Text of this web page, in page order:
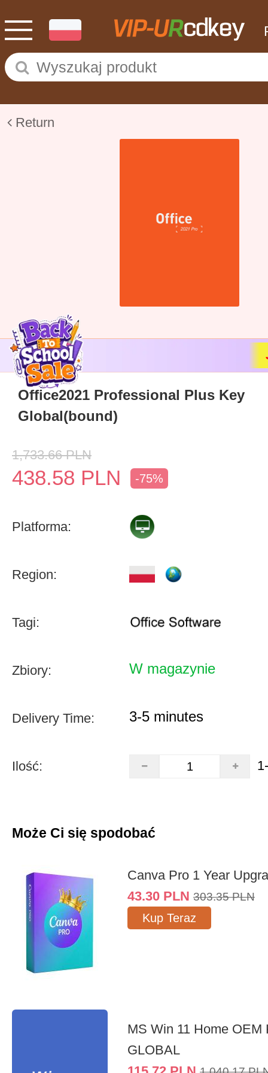
Return
Office2021 Professional Plus Key
Global(bound)
1,733.66 PLN
438.58 PLN -75%
Platforma:
Region:
Tagi:
Zbiory: W magazynie
Delivery Time: 3-5 minutes
Ilość:
Może Ci się spodobać
Canva Pro 1 Year
43.30 PLN 303.35 PLN
Kup Teraz
MS Win 11 Home OEM
GLOBAL